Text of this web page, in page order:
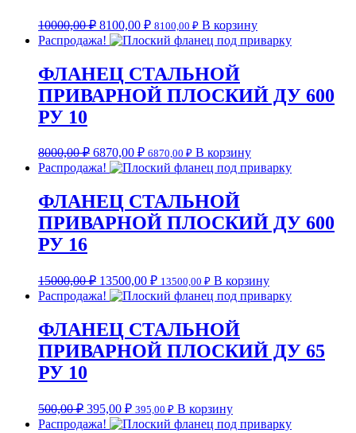
10000,00₽ 8100,00 ₽ 8100,00 ₽ В корзину
Распродажа!
ФЛАНЕЦ СТАЛЬНОЙ
ПРИВАРНОЙ ПЛОСКИЙ ДУ 600
РУ 10
8000,00₽ 6870,00 ₽ 6870,00 ₽ В корзину
Распродажа!
ФЛАНЕЦ СТАЛЬНОЙ
ПРИВАРНОЙ ПЛОСКИЙ ДУ 600
РУ 16
15000,00₽ 13500,00 ₽ 13500,00 ₽ В корзину
Распродажа!
ФЛАНЕЦ СТАЛЬНОЙ
ПРИВАРНОЙ ПЛОСКИЙ ДУ 65
РУ 10
500,00₽ 395,00 ₽ 395,00 ₽ В корзину
Распродажа!